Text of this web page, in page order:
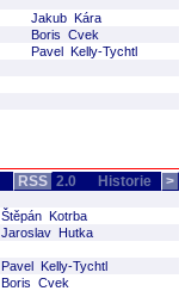
Jakub Kára
Boris Cvek
Pavel Kelly-Tychtl
RSS 2.0 Historie >
Štěpán Kotrba
Jaroslav Hutka
Pavel Kelly-Tychtl
Boris Cvek